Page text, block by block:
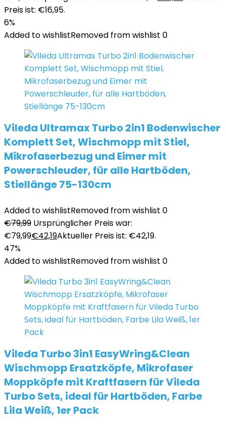
Preis ist: €16,95.
6%
Added to wishlistRemoved from wishlist 0
Vileda Ultramax Turbo 2in1 Bodenwischer
Komplett Set, Wischmopp mit Stiel,
Mikrofaserbezug und Eimer mit
Powerschleuder, für alle Hartböden,
Stiellänge 75-130cm
Added to wishlistRemoved from wishlist 0
€79,99 Ursprünglicher Preis war:
€79,99€42,19Aktueller Preis ist: €42,19.
47%
Added to wishlistRemoved from wishlist 0
Vileda Turbo 3in1 EasyWring&Clean
Wischmopp Ersatzköpfe, Mikrofaser
Moppköpfe mit Kraftfasern für Vileda
Turbo Sets, ideal für Hartböden, Farbe
Lila Weiß, 1er Pack